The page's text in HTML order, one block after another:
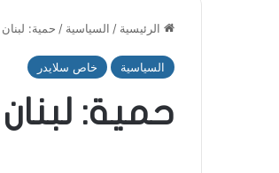
الرئيسية / السياسية / حمية:
السياسية خاص سلايدر
حمية: